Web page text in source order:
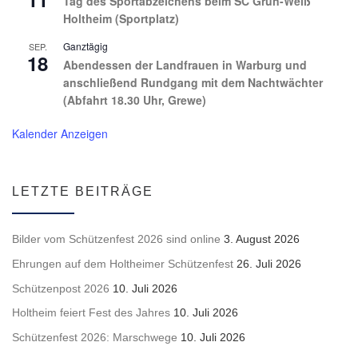
Holtheim (Sportplatz)
SEP.
18
Ganztägig
Abendessen der Landfrauen in Warburg und
anschließend Rundgang mit dem Nachtwächter
(Abfahrt 18.30 Uhr, Grewe)
Kalender Anzeigen
LETZTE BEITRÄGE
Bilder vom Schützenfest 2026 sind online 3. August 2026
Ehrungen auf dem Holtheimer Schützenfest 26. Juli 2026
Schützenpost 2026 10. Juli 2026
Holtheim feiert Fest des Jahres 10. Juli 2026
Schützenfest 2026: Marschwege 10. Juli 2026